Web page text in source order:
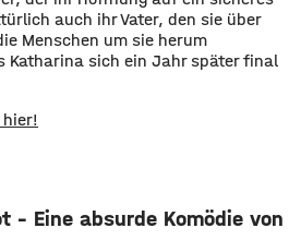
auch ihr Vater, den sie über
Menschen um sie herum
Katharina sich ein Jahr später final
– Eine absurde Komödie von